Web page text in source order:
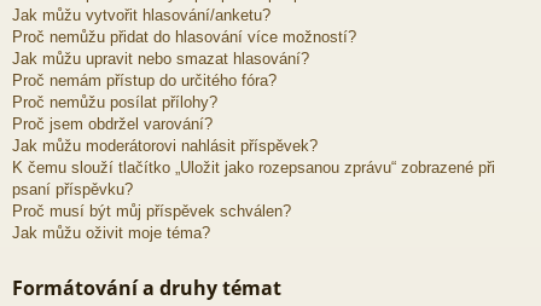
Jak můžu vytvořit hlasování/anketu?
Proč nemůžu přidat do hlasování více možností?
Jak můžu upravit nebo smazat hlasování?
Proč nemám přístup do určitého fóra?
Proč nemůžu posílat přílohy?
Proč jsem obdržel varování?
Jak můžu moderátorovi nahlásit příspěvek?
K čemu slouží tlačítko „Uložit jako rozepsanou zprávu“ zobrazené při
psaní příspěvku?
Proč musí být můj příspěvek schválen?
Jak můžu oživit moje téma?
Formátování a druhy témat